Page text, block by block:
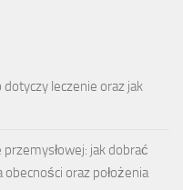
leczenie oraz jak
jak dobrać
oraz położenia